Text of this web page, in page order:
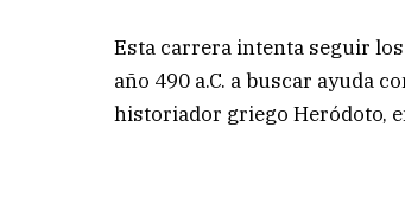
Esta carrera intenta seguir
año 490 a.C. a buscar ayuda
historiador griego Heródoto,